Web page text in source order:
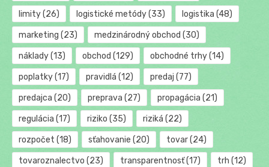
limity(26) logistické metódy(33) logistika (48)
marketing (23) medzinárodný obchod (30)
náklady(13) obchod (129) obchodné trhy(14)
poplatky(17) pravidlá (12) predaj (77)
predajca (20) preprava (27) propagácia (21)
regulácia (17) riziko (35) riziká (22)
rozpočet (18) sťahovanie (20) tovar(24)
tovaroznalectvo (23) transparentnosť(17) trh (12)